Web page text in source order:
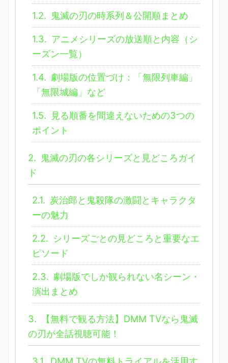
1.2. 鬼滅の刃の時系列＆公開順まとめ
1.3. アニメシリーズの放送順と内容（シ
ーズン一覧）
1.4. 劇場版の位置づけ：「無限列車編」
「無限城編」など
1.5. 見る順番を間違えないための3つの
ポイント
2. 鬼滅の刃の各シリーズと見どころガイ
ド
2.1. 炭治郎と鬼殺隊の激闘とキャラクタ
ーの魅力
2.2. シリーズごとの見どころと重要なエ
ピソード
2.3. 劇場版でしか観られない名シーン・
演出まとめ
3.
【無料で観る方法】DMM TVなら鬼滅
の刃が全話視聴可能！